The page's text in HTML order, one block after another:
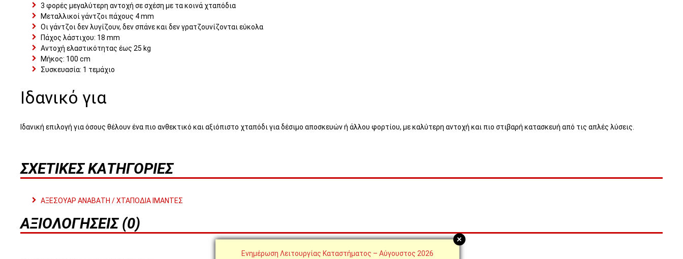
3 φορές μεγαλύτερη αντοχή σε σχέση με τα κοινά χταπόδια
Μεταλλικοί γάντζοι πάχους 4 mm
Οι γάντζοι δεν λυγίζουν, δεν σπάνε και δεν γρατζουνίζονται εύκολα
Πάχος λάστιχου: 18 mm
Αντοχή ελαστικότητας έως 25 kg
Μήκος: 100 cm
Συσκευασία: 1 τεμάχιο
Ιδανικό για
Ιδανική επιλογή για όσους θέλουν ένα πιο ανθεκτικό και αξιόπιστο χταπόδι για δέσιμο αποσκευών ή άλλου φορτίου, με καλύτερη αντοχή και πιο στιβαρή κατασκευή από τις απλές λύσεις.
ΣΧΕΤΙΚΈΣ ΚΑΤΗΓΟΡΊΕΣ
ΑΞΕΣΟΥΑΡ ΑΝΑΒΑΤΗ / ΧΤΑΠΟΔΙΑ ΙΜΑΝΤΕΣ
ΑΞΙΟΛΟΓΉΣΕΙΣ (0)
+
Ενημέρωση Λειτουργίας Καταστήματος – Αύγουστος 2026